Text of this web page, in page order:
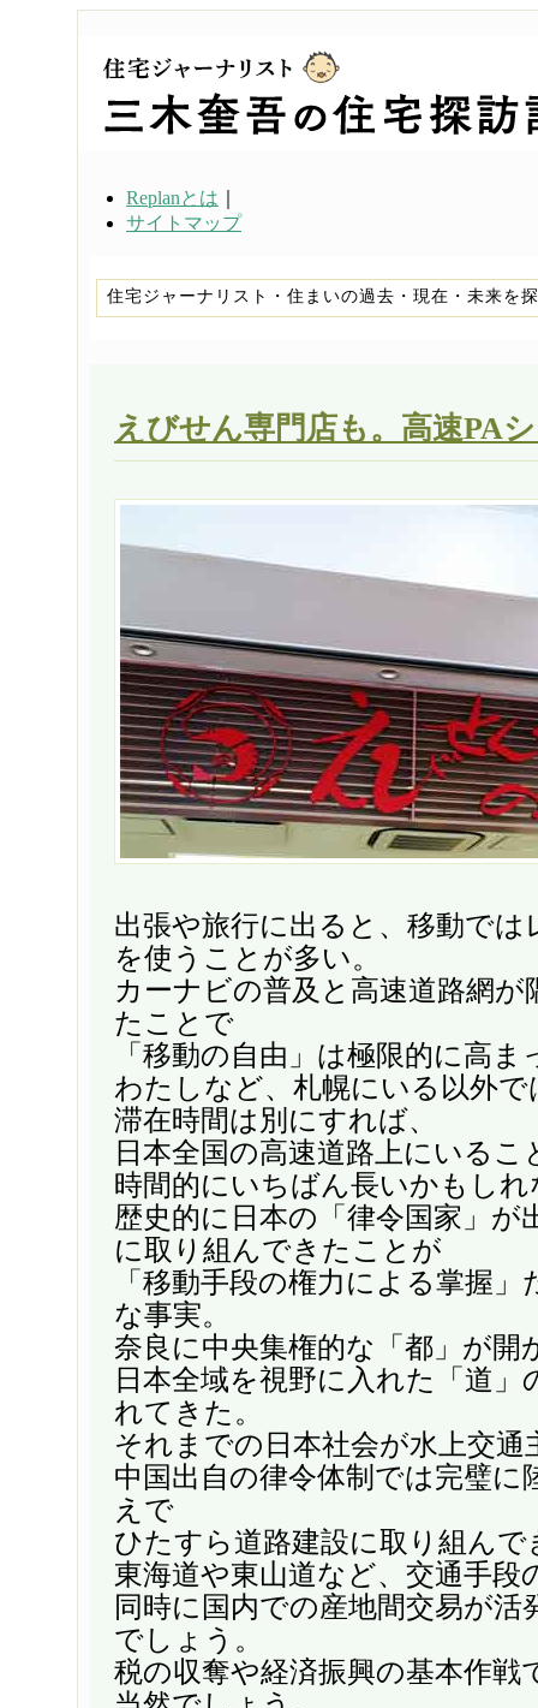
Replanとは
サイトマップ
住宅ジャーナリスト・住まいの過去・現在・未来を
えびせん専門店も。高速PA
出張や旅行に出ると、移動では
を使うことが多い。
カーナビの普及と高速道路網が
たことで
「移動の自由」は極限的に高
わたしなど、札幌にいる以外
滞在時間は別にすれば、
日本全国の高速道路上にいるこ
時間的にいちばん長いかもしれ
歴史的に日本の「律令国家」が
に取り組んできたことが
「移動手段の権力による掌握
な事実。
奈良に中央集権的な「都」が開
日本全域を視野に入れた「道」
れてきた。
それまでの日本社会が水上交通
中国出自の律令体制では完璧に
えで
ひたすら道路建設に取り組ん
東海道や東山道など、交通手段
同時に国内での産地間交易が活
でしょう。
税の収奪や経済振興の基本作戦